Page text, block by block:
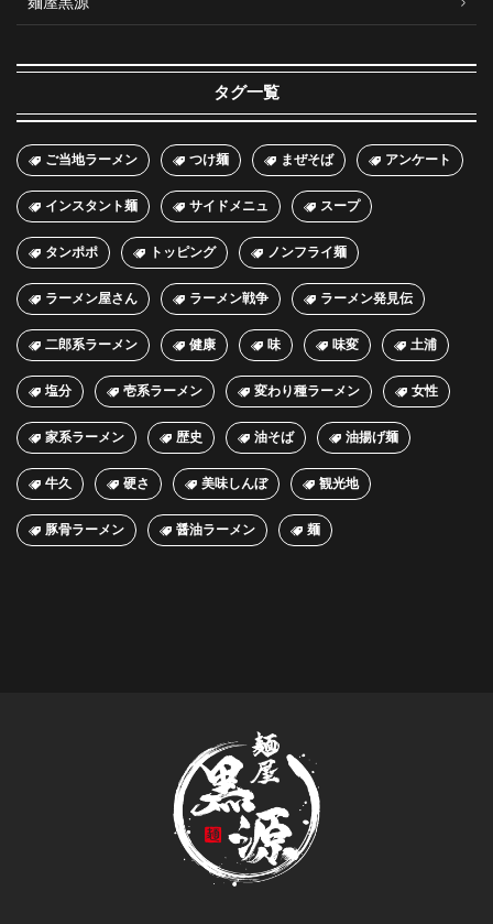
タグ一覧
ご当地ラーメン つけ麺 まぜそば アンケート
インスタント麺 サイドメニュ スープ
タンポポ トッピング ノンフライ麺
ラーメン屋さん ラーメン戦争 ラーメン発見伝
二郎系ラーメン 健康 味 味変 土浦
塩分 壱系ラーメン 変わり種ラーメン 女性
家系ラーメン 歴史 油そば 油揚げ麺
牛久 硬さ 美味しんぼ 観光地
豚骨ラーメン 醤油ラーメン 麺